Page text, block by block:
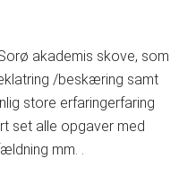
akademis skove, som
/beskæring samt
store erfaringerfaring
set alle opgaver med
mm. .